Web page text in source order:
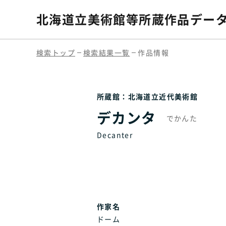
北海道立美術館等所蔵作品デー
検索トップ 検索結果一覧 作品情報
所蔵館：北海道立近代美術館
デカンタ
でかんた
Decanter
作家名
ドーム